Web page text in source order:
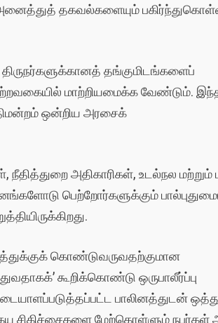
தகவல்களையும்
தங்குமிடங்களைப்
மாற்றியமைக்க வேண்டும்.
ஒன்றிய அரசைக்
அதிகாரிகள், உடல்நல
பெற்றோர்களுக்கும்
கொண்டுவருவதற்குமான
கூறிக்கொண்டு ஒருபாலீர்ப்பு
பாலினத்துடன்
சிகிச்சைகளை மேற்கொள்ளும் நபர்கள்